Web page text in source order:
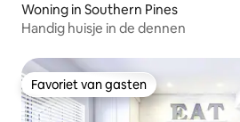
Woning in Southern Pines
Handig huisje in de dennen
Favoriet van gasten
Favoriet van gasten